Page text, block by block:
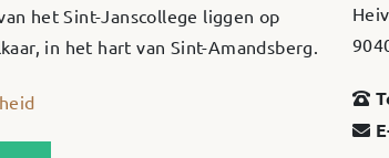
het Sint-Janscollege liggen op
in het hart van Sint-Amandsberg.